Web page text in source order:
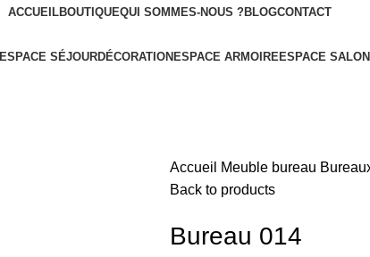
ACCUEILBOUTIQUEQUI SOMMES-NOUS ?BLOGCONTACT
ESPACE SÉJOURDÉCORATION ESPACE ARMOIREESPACE SALON
Accueil Meuble bureau
Back to products
Bureau 014